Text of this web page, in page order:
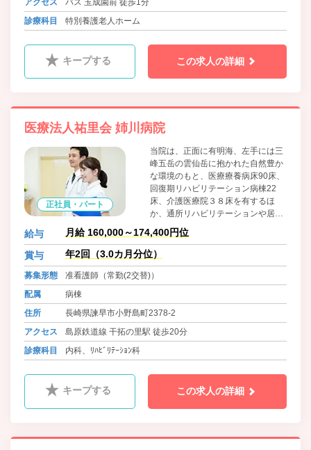
診療科目
特別養護老人ホーム
キープする この求人の詳細
医療法人祐里会 姉川病院
正社員・パート
当院は、正面に有明海、左手には三
峰五岳の雲仙岳に抱かれた自然豊か
な環境のもと、医療療養病床90床、
回復期リハビリテーション病棟22
床、介護医療院３８床を有するほ
か、通所リハビリテーションや居宅
介護支援事業所を併設しており、退
院後も安心して在宅生活が過ごせる
よう幅広く地域に根差した医療・福
祉の提供に努めております。
給与 月給 160,000～174,400円位
賞与 年2回（3.0カ月分位）
募集形態
准看護師（常勤(2交替)）
配属
病棟
住所
長崎県諫早市小野島町2378-2
アクセス
島原鉄道線 干拓の里駅 徒歩20分
診療科目
内科、ﾘﾊﾋﾞﾘﾃｰｼｮﾝ科
キープする この求人の詳細